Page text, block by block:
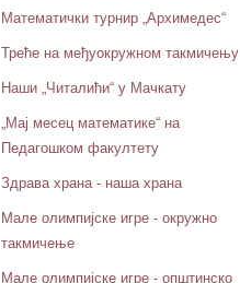
Математички турнир „Архимедес“
Треће на међуокружном такмичењу
Наши „Читалићи“ у Мачкату
„Мај месец математике“ на
Педагошком факултету
Здрава храна - наша храна
Мале олимпијске игре - окружно
такмичење
Мале олимпијске игре - општинско